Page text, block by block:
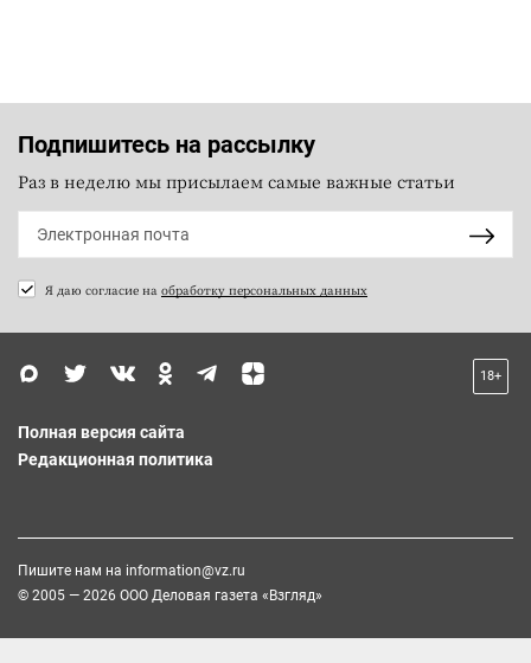
Подпишитесь на рассылку
Раз в неделю мы присылаем самые важные статьи
Я даю согласие на обработку персональных данных
18+
Полная версия сайта
Редакционная политика
Пишите нам на information@vz.ru
© 2005 — 2026 ООО Деловая газета «Взгляд»